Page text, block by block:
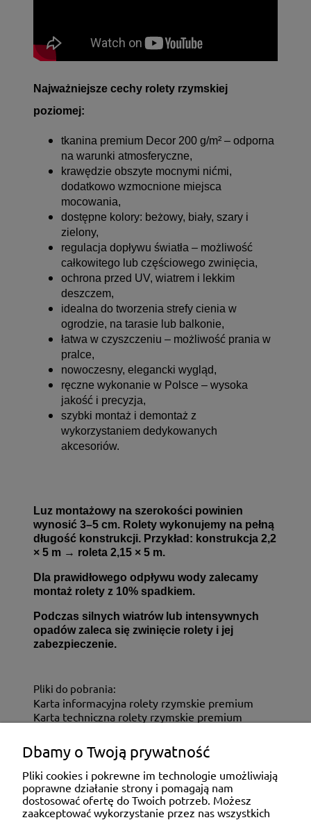
Najważniejsze cechy rolety rzymskiej
poziomej:
tkanina premium Decor 200 g/m² – odporna
na warunki atmosferyczne,
krawędzie obszyte mocnymi nićmi,
dodatkowo wzmocnione miejsca
mocowania,
dostępne kolory: beżowy, biały, szary i
zielony,
regulacja dopływu światła – możliwość
całkowitego lub częściowego zwinięcia,
ochrona przed UV, wiatrem i lekkim
deszczem,
idealna do tworzenia strefy cienia w
ogrodzie, na tarasie lub balkonie,
łatwa w czyszczeniu – możliwość prania w
pralce,
nowoczesny, elegancki wygląd,
ręczne wykonanie w Polsce – wysoka
jakość i precyzja,
szybki montaż i demontaż z
wykorzystaniem dedykowanych
akcesoriów.
Luz montażowy na szerokości powinien
wynosić 3–5 cm. Rolety wykonujemy na pełną
długość konstrukcji. Przykład: konstrukcja 2,2
× 5 m → roleta 2,15 × 5 m.
Dla prawidłowego odpływu wody zalecamy
montaż rolety z 10% spadkiem.
Podczas silnych wiatrów lub intensywnych
opadów zaleca się zwinięcie rolety i jej
zabezpieczenie.
Pliki do pobrania:
Karta informacyjna rolety rzymskie premium
Karta techniczna rolety rzymskie premium
ZAKUPY
MOJE KONTO
Dbamy o Twoją prywatność
Pliki cookies i pokrewne im technologie umożliwiają
poprawne działanie strony i pomagają nam
dostosować ofertę do Twoich potrzeb. Możesz
zaakceptować wykorzystanie przez nas wszystkich